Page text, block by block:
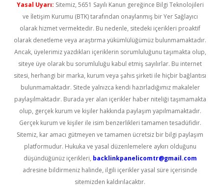
Yasal Uyarı: Sitemiz, 5651 Sayılı Kanun gereğince Bilgi Teknolojileri
ve İletişim Kurumu (BTK) tarafından onaylanmış bir Yer Sağlayıcı
olarak hizmet vermektedir. Bu nedenle, sitedeki içerikleri proaktif
olarak denetleme veya araştırma yükümlülüğümüz bulunmamaktadır.
Ancak, üyelerimiz yazdıkları içeriklerin sorumluluğunu taşımakta olup,
siteye üye olarak bu sorumluluğu kabul etmiş sayılırlar. Bu internet
sitesi, herhangi bir marka, kurum veya şahıs şirketi ile hiçbir bağlantısı
bulunmamaktadır. Sitede yalnızca kendi hazırladığımız makaleler
paylaşılmaktadır. Burada yer alan içerikler haber niteliği taşımamakta
olup, gerçek kurum ve kişiler hakkında paylaşım yapılmamaktadır.
Gerçek kurum ve kişiler ile isim benzerlikleri tamamen tesadüfidir.
Sitemiz, kar amacı gütmeyen ve tamamen ücretsiz bir bilgi paylaşım
platformudur. Hukuka ve yasal düzenlemelere aykırı olduğunu
düşündüğünüz içerikleri, backlinkpanelicomtr@gmail.com
adresine bildirmeniz halinde, ilgili içerikler yasal süre içerisinde
sitemizden kaldırılacaktır.